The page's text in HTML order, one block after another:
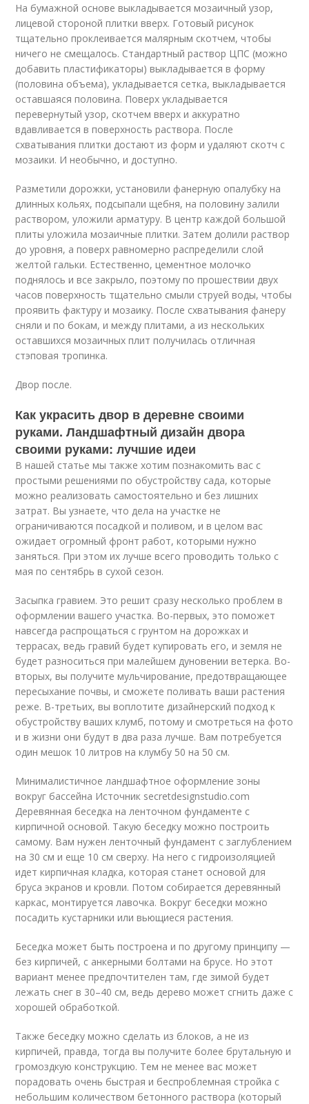
На бумажной основе выкладывается мозаичный узор,
лицевой стороной плитки вверх. Готовый рисунок
тщательно проклеивается малярным скотчем, чтобы
ничего не смещалось. Стандартный раствор ЦПС (можно
добавить пластификаторы) выкладывается в форму
(половина объема), укладывается сетка, выкладывается
оставшаяся половина. Поверх укладывается
перевернутый узор, скотчем вверх и аккуратно
вдавливается в поверхность раствора. После
схватывания плитки достают из форм и удаляют скотч с
мозаики. И необычно, и доступно.
Разметили дорожки, установили фанерную опалубку на
длинных кольях, подсыпали щебня, на половину залили
раствором, уложили арматуру. В центр каждой большой
плиты уложила мозаичные плитки. Затем долили раствор
до уровня, а поверх равномерно распределили слой
желтой гальки. Естественно, цементное молочко
поднялось и все закрыло, поэтому по прошествии двух
часов поверхность тщательно смыли струей воды, чтобы
проявить фактуру и мозаику. После схватывания фанеру
сняли и по бокам, и между плитами, а из нескольких
оставшихся мозаичных плит получилась отличная
стэповая тропинка.
Двор после.
Как украсить двор в деревне своими
руками. Ландшафтный дизайн двора
своими руками: лучшие идеи
В нашей статье мы также хотим познакомить вас с
простыми решениями по обустройству сада, которые
можно реализовать самостоятельно и без лишних
затрат. Вы узнаете, что дела на участке не
ограничиваются посадкой и поливом, и в целом вас
ожидает огромный фронт работ, которыми нужно
заняться. При этом их лучше всего проводить только с
мая по сентябрь в сухой сезон.
Засыпка гравием. Это решит сразу несколько проблем в
оформлении вашего участка. Во-первых, это поможет
навсегда распрощаться с грунтом на дорожках и
террасах, ведь гравий будет купировать его, и земля не
будет разноситься при малейшем дуновении ветерка. Во-
вторых, вы получите мульчирование, предотвращающее
пересыхание почвы, и сможете поливать ваши растения
реже. В-третьих, вы воплотите дизайнерский подход к
обустройству ваших клумб, потому и смотреться на фото
и в жизни они будут в два раза лучше. Вам потребуется
один мешок 10 литров на клумбу 50 на 50 см.
Минималистичное ландшафтное оформление зоны
вокруг бассейна Источник secretdesignstudio.com
Деревянная беседка на ленточном фундаменте с
кирпичной основой. Такую беседку можно построить
самому. Вам нужен ленточный фундамент с заглублением
на 30 см и еще 10 см сверху. На него с гидроизоляцией
идет кирпичная кладка, которая станет основой для
бруса экранов и кровли. Потом собирается деревянный
каркас, монтируется лавочка. Вокруг беседки можно
посадить кустарники или вьющиеся растения.
Беседка может быть построена и по другому принципу —
без кирпичей, с анкерными болтами на брусе. Но этот
вариант менее предпочтителен там, где зимой будет
лежать снег в 30–40 см, ведь дерево может сгнить даже с
хорошей обработкой.
Также беседку можно сделать из блоков, а не из
кирпичей, правда, тогда вы получите более брутальную и
громоздкую конструкцию. Тем не менее вас может
порадовать очень быстрая и беспроблемная стройка с
небольшим количеством бетонного раствора (который